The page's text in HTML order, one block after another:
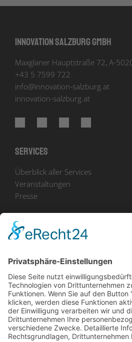
Innovation Salzburg GmbH
Maxglaner Hauptstraße 72, A-
+43 5 7599 722
info@innovation-salzburg.at
innovation-salzburg.at
Services
Überblick aller Services
Veranstaltungen
Presse
Bekanntmachungen
Zu uns
Unser Team
Arbeiten bei Innovation Salzburg
Anfahrt